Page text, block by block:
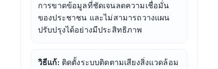
การขาดข้อมูลที่ชัดเจนลดความเชื่อมั่น
ของประชาชน และไม่สามารถวางแผน
ปรับปรุงได้อย่างมีประสิทธิภาพ
วิธีแก้:ติดตั้งระบบติดตามเสียงสิ่งแวดล้อม